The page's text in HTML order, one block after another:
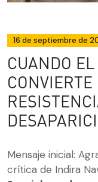
16 de septiembre de
CUANDO
Mensaje inicial:
crítica de Indira